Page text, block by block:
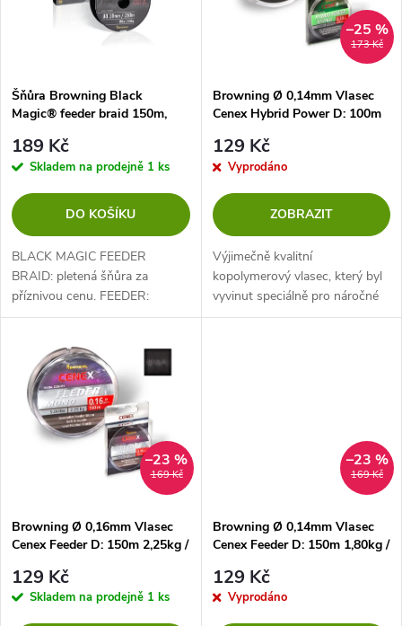
p
r
o
d
u
ů
s
p
r
o
d
u
Šňůra Browning Black
Magic® feeder braid 150m,
189 Kč
Skladem na prodejně 1 ks
DO KOŠÍKU
BLACK MAGIC FEEDER
BRAID: pletená šňůra za
příznivou cenu. FEEDER:
perfektně se hodí jako kmenová
FEEDER: perfektně se hodí jako
kmenová šňůra...
173 Kč
–25 %
Browning Ø 0,14mm Vlasec
Cenex Hybrid Power D: 100m
129 Kč
Vyprodáno
ZOBRAZIT
Výjimečně kvalitní
kopolymerový vlasec, který byl
vyvinut speciálně pro náročné
situace při lovu velkých ryb...
169 Kč
–23 %
Browning Ø 0,16mm Vlasec
Cenex Feeder D: 150m 2,25kg /
129 Kč
Skladem na prodejně 1 ks
169 Kč
–23 %
Browning Ø 0,14mm Vlasec
Cenex Feeder D: 150m 1,80kg /
129 Kč
Vyprodáno